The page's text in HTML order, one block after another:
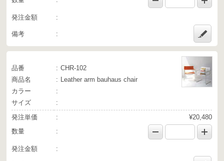
発注金額
備考
品番
CHR-102
商品名
Leather arm bauhaus chair
カラー
サイズ
発注単価
¥20,480
数量
発注金額